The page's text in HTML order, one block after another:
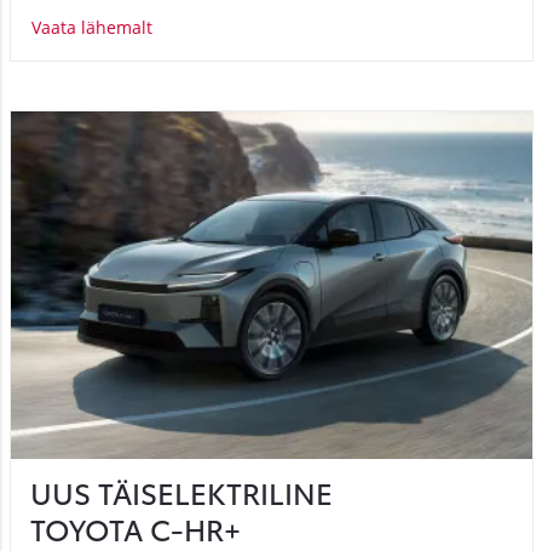
Vaata lähemalt
UUS TÄISELEKTRILINE
TOYOTA C-HR+